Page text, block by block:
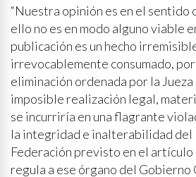
“Nuestra opinión es en el sentido
ello no es en modo alguno viable
publicación es un hecho
irrevocablemente consumado,
eliminación ordenada por la
imposible realización legal,
se incurriría en una flagrante
la integridad e inalterabilidad del
Federación previsto en el artículo
regula a ese órgano del